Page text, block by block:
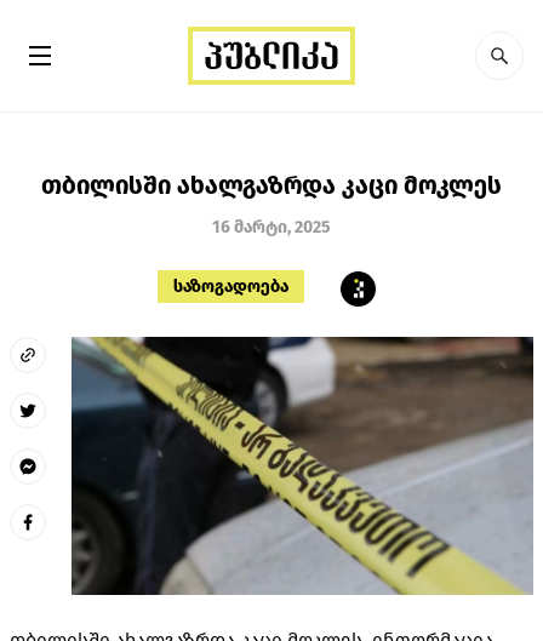
თბილისში ახალგაზრდა კაცი მოკლეს
16 მარტი, 2025
საზოგადოება